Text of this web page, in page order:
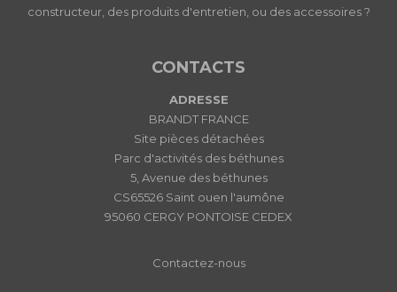
constructeur, des produits d'entretien, ou des accessoires ?
CONTACTS
ADRESSE
BRANDT FRANCE
Site pièces détachées
Parc d'activités des béthunes
5, Avenue des béthunes
CS65526 Saint ouen l'aumône
95060 CERGY PONTOISE CEDEX
Contactez-nous